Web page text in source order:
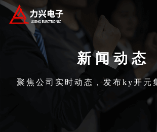
新闻动态
聚焦公司实时动态，发布ky开元